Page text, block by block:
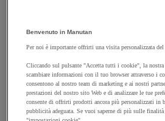
Accessori per armadi di sicurezza
Armadio multirischio
Armadio per batterie a ioni di litio
Armadio per prodotti fitosanitari
Armadio per prodotti infiammabili
Armadio per prodotti tossici
Casse di ventilazione e filtri
Contenitore di sicurezza
Benvenuto in Manutan
Per noi è importante offrirti una visita personalizzata
Cliccando sul pulsante "Accetta tutti i cookie", la nostra
scambiare informazioni con il tuo browser attraverso i
consentono al nostro team di marketing e ai nostri
prestazioni del nostro sito Web e di analizzare le tue
consente di offrirti prodotti ancora più personalizzati in
pubblicità adeguata. Se vuoi saperne di più sulle